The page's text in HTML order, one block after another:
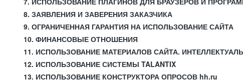
8. ЗАЯВЛЕНИЯ И ЗАВЕРЕНИЯ ЗАКАЗЧИКА
9. ОГРАНИЧЕННАЯ ГАРАНТИЯ НА ИСПОЛЬЗОВАНИЕ САЙТА
10. ФИНАНСОВЫЕ ОТНОШЕНИЯ
11. ИСПОЛЬЗОВАНИЕ МАТЕРИАЛОВ САЙТА.
12. ИСПОЛЬЗОВАНИЕ СИСТЕМЫ TALANTIX
13. ИСПОЛЬЗОВАНИЕ КОНСТРУКТОРА ОПРОСОВ hh.ru